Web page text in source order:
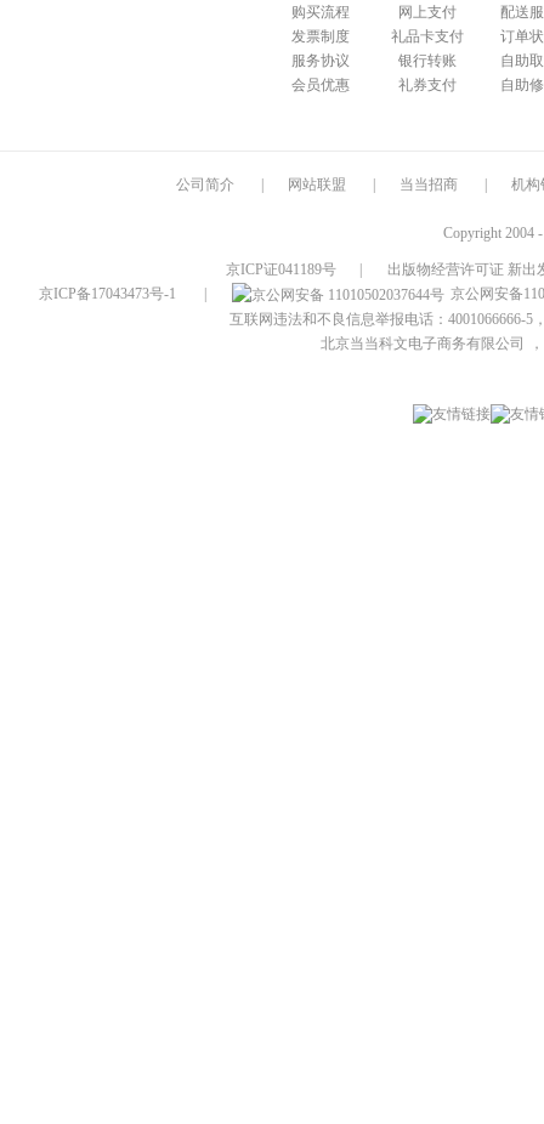
购买流程
发票制度
服务协议
会员优惠
网上支付
礼品卡支付
银行转账
礼券支付
配送
订单
自助
自助
公司简介 网站联盟 当当招商 机构
Copyright 2004
京ICP证041189号
出版物经营许可证 新出
京ICP备17043473号-1
京公网安备
互联网违法和不良信息举报电话：4001066666-5
北京当当科文电子商务有限公司